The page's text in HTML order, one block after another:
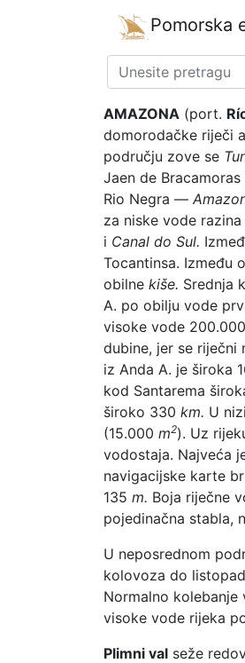
Pomorska
AMAZONA (port.
domorodačke riječi
području zove se
Jaen de
Rio Negra —
za niske vode
i Canal do Sul.
Tocantinsa. Između
obilne kiše. Srednja
A. po obilju vode
visoke vode 200.000
dubine, jer se riječni
iz Anda A. je široka
kod Santarema
široko 330 km. U
(15.000 m2). Uz
vodostaja. Najveća
navigacijske karte
135 m. Boja riječne
pojedinačna stabla,
U neposrednom
kolovoza do
Normalno kolebanje
visoke vode rijeka
Plimni val seže